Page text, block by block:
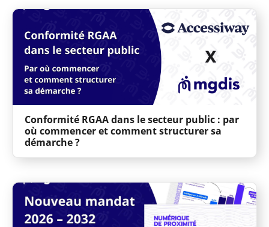
Conformité RGAA dans le secteur public : par
où commencer et comment structurer sa
démarche ?